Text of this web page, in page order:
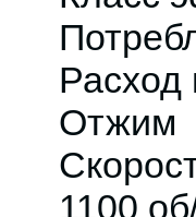
Отжим
1100